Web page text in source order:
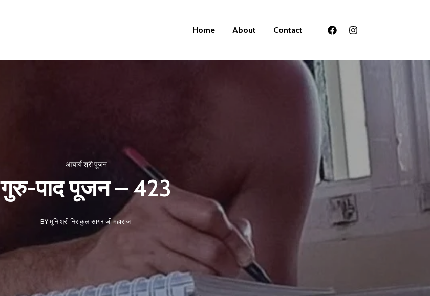
Home About Contact
आचार्य श्री पूजन
गुरु-पाद पूजन – 423
BY मुनि श्री निराकुल सागर जी महाराज